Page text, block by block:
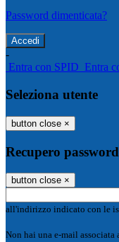
Password dimenticata?
-
Entra con SPID Entra
Seleziona utente
button close ×
Recupero password
button close ×
all'indirizzo indicato con le
Non hai una e-mail associata